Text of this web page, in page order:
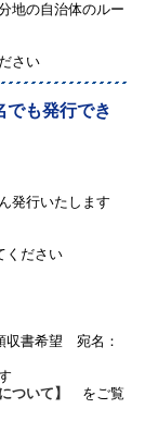
地の自治体のルー
さい
でも発行でき
発行いたします
ください
収書希望 宛名：
ついて】
をご覧